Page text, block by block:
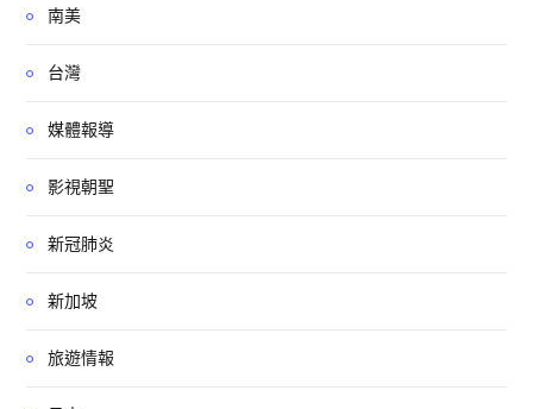
南美
台灣
媒體報導
影視朝聖
新冠肺炎
新加坡
旅遊情報